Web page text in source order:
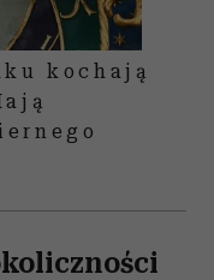
kochają